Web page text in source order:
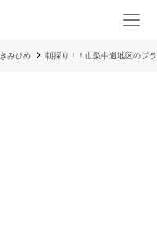
きみひめ 朝採り！！山梨中道地区のブ